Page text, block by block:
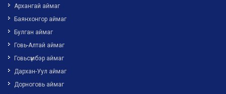
Архангай аймаг
Баянхонгор аймаг
Булган аймаг
Говь-Алтай аймаг
Говьсүмбэр аймаг
Дархан-Уул аймаг
Дорноговь аймаг